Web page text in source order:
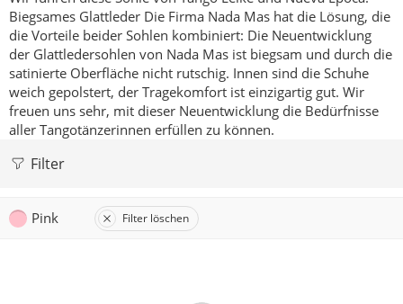
Biegsames Glattleder Die Firma Nada Mas hat die Lösung, die
die Vorteile beider Sohlen kombiniert: Die Neuentwicklung
der Glattledersohlen von Nada Mas ist biegsam und durch die
satinierte Oberfläche nicht rutschig. Innen sind die Schuhe
weich gepolstert, der Tragekomfort ist einzigartig gut. Wir
freuen uns sehr, mit dieser Neuentwicklung die Bedürfnisse
aller Tangotänzerinnen erfüllen zu können.
Filter
Pink Filter löschen